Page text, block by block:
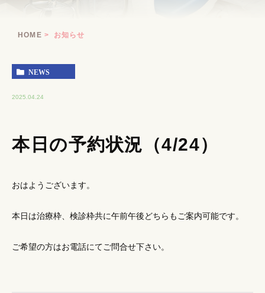
HOME お知らせ
NEWS
2025.04.24
本日の予約状況（4/24）
おはようございます。
本日は治療枠、検診枠共に午前午後どちらもご案内可能です。
ご希望の方はお電話にてご問合せ下さい。